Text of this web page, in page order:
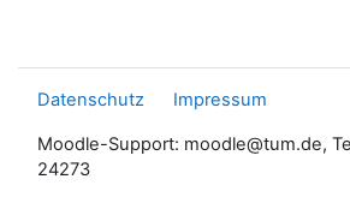
Datenschutz Impressum
Moodle-Support: moodle@tum.de,
24273